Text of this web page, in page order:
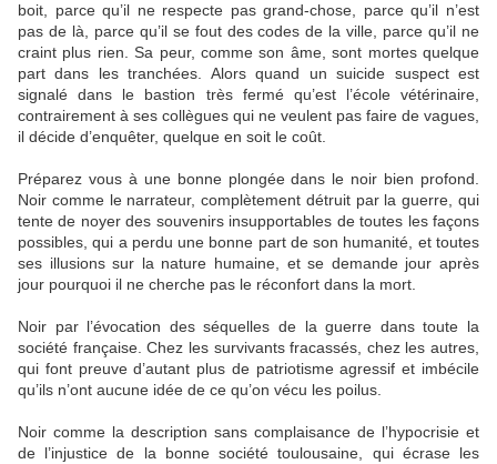
boit, parce qu’il ne respecte pas grand-chose, parce qu’il n’est
pas de là, parce qu’il se fout des codes de la ville, parce qu’il ne
craint plus rien. Sa peur, comme son âme, sont mortes quelque
part dans les tranchées. Alors quand un suicide suspect est
signalé dans le bastion très fermé qu’est l’école vétérinaire,
contrairement à ses collègues qui ne veulent pas faire de vagues,
il décide d’enquêter, quelque en soit le coût.
Préparez vous à une bonne plongée dans le noir bien profond.
Noir comme le narrateur, complètement détruit par la guerre, qui
tente de noyer des souvenirs insupportables de toutes les façons
possibles, qui a perdu une bonne part de son humanité, et toutes
ses illusions sur la nature humaine, et se demande jour après
jour pourquoi il ne cherche pas le réconfort dans la mort.
Noir par l’évocation des séquelles de la guerre dans toute la
société française. Chez les survivants fracassés, chez les autres,
qui font preuve d’autant plus de patriotisme agressif et imbécile
qu’ils n’ont aucune idée de ce qu’on vécu les poilus.
Noir comme la description sans complaisance de l’hypocrisie et
de l’injustice de la bonne société toulousaine, qui écrase les